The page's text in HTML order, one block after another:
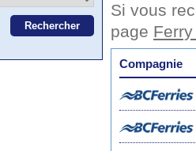
Si vous
page
Compagnie